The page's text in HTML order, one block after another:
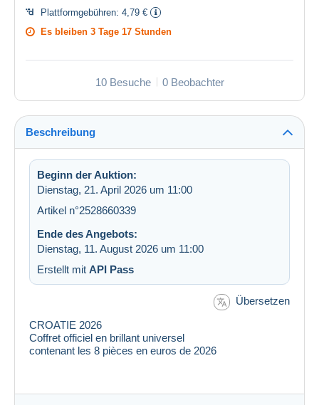
Plattformgebühren: 4,79 €
Es bleiben 3 Tage 17 Stunden
10 Besuche 0 Beobachter
Beschreibung
Beginn der Auktion:
Dienstag, 21. April 2026 um 11:00
Artikel n°2528660339
Ende des Angebots:
Dienstag, 11. August 2026 um 11:00
Erstellt mit API Pass
Übersetzen
CROATIE 2026
Coffret officiel en brillant universel
contenant les 8 pièces en euros de 2026